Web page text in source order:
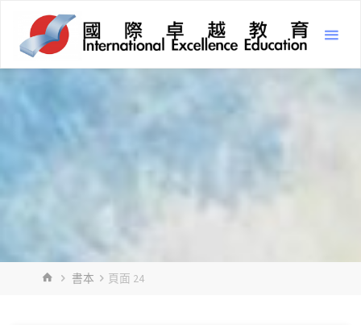
content
HOME書本 頁面 24